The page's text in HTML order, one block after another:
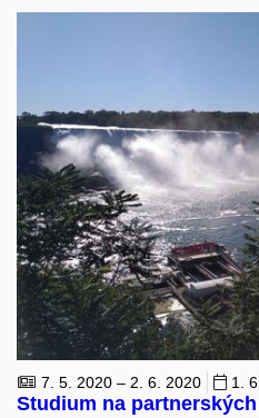
7. 5. 2020 – 2. 6. 2020 1.
Studium na